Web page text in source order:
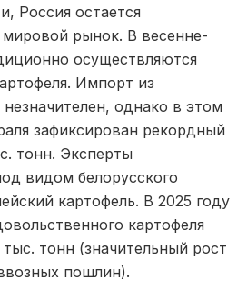
Россия остается
рынок. В весенне-
осуществляются
Импорт из
однако в этом
зафиксирован рекордный
тонн. Эксперты
видом белорусского
картофель. В 2025 году
картофеля
тонн (значительный рост
пошлин).